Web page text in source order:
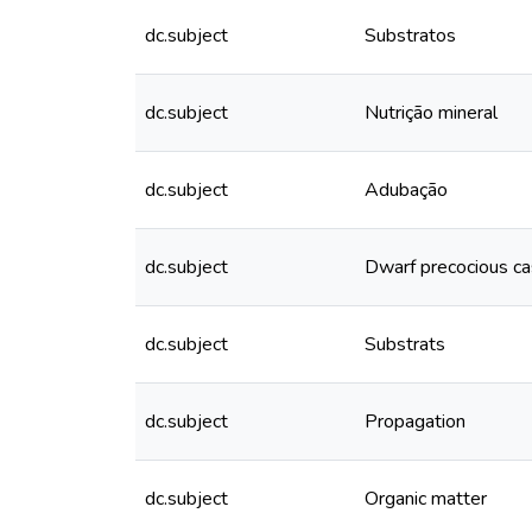
dc.subject Substratos
dc.subject Nutrição mineral
dc.subject Adubação
dc.subject Dwarf precocious
dc.subject Substrats
dc.subject Propagation
dc.subject Organic matter